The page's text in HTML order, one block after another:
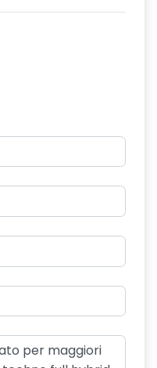
di rete;
del veicolo
luminosa dinamica C-
funzione Auto-Hold